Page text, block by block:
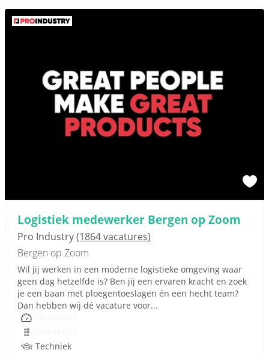
Logistiek medewerker Bergen op Zoom
Pro Industry(1864 vacatures)
Bergen op Zoom
Wil jij werken in een moderne logistieke omgeving waar
geen dag hetzelfde is? Ben jij een ervaren kracht en zoek
je een baan met ploegentoeslagen én een hecht team?
Dan hebben wij dé vacature voor...
Techniek